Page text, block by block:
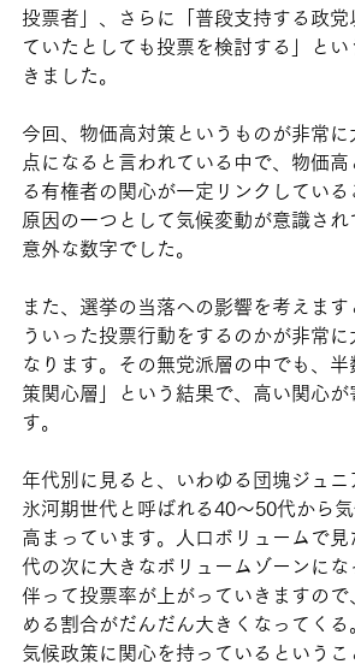
投票者」、さらに「普段支持する政党
ていたとしても投票を検討する」と
きました。
今回、物価高対策というものが非常
点になると言われている中で、物価
る有権者の関心が一定リンクしている
原因の一つとして気候変動が意識され
意外な数字でした。
また、選挙の当落への影響を考えま
ういった投票行動をするのかが非常に
なります。その無党派層の中でも、
策関心層」という結果で、高い関心が
す。
年代別に見ると、いわゆる団塊ジュ
氷河期世代と呼ばれる40〜50代から
高まっています。人口ボリュームで
代の次に大きなボリュームゾーンにな
伴って投票率が上がっていきますので
める割合がだんだん大きくなってく
気候政策に関心を持っているという